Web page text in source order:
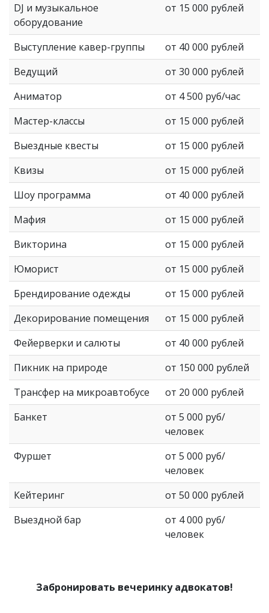
DJ и музыкальное
оборудование
от 15 000 рублей
Выступление кавер-группы
от 40 000 рублей
Ведущий
от 30 000 рублей
Аниматор
от 4 500 руб/час
Мастер-классы
от 15 000 рублей
Выездные квесты
от 15 000 рублей
Квизы
от 15 000 рублей
Шоу программа
от 40 000 рублей
Мафия
от 15 000 рублей
Викторина
от 15 000 рублей
Юморист
от 15 000 рублей
Брендирование одежды
от 15 000 рублей
Декорирование помещения
от 15 000 рублей
Фейерверки и салюты
от 40 000 рублей
Пикник на природе
от 150 000 рублей
Трансфер на микроавтобусе
от 20 000 рублей
Банкет
от 5 000 руб/
человек
Фуршет
от 5 000 руб/
человек
Кейтеринг
от 50 000 рублей
Выездной бар
от 4 000 руб/
человек
Забронировать вечеринку адвокатов!